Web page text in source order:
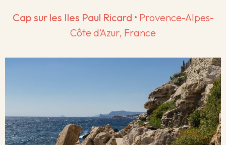
Cap sur les Iles Paul Ricard • Provence-Alpes-
Côte d’Azur, France